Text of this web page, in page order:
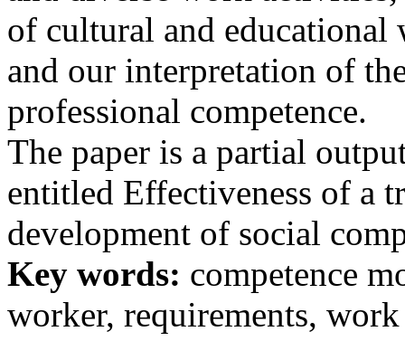
of cultural and educational
and our interpretation of
professional competence.
The paper is a partial
entitled Effectiveness of a
development of social
Key words: competence
worker, requirements,